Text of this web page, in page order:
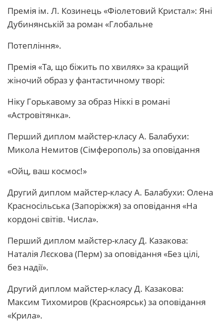
Премія ім. Л. Козинець «Фіолетовий Кристал»: Яні
Дубинянській за роман «Глобальне
Потепління».
Премія «Та, що біжить по хвилях» за кращий
жіночий образ у фантастичному творі:
Ніку Горькавому за образ Ніккі в романі
«Астровітянка».
Перший диплом майстер-класу А. Балабухи:
Микола Немитов (Сімферополь) за оповідання
«Ойц, ваш космос!»
Другий диплом майстер-класу А. Балабухи: Олена
Красносільська (Запоріжжя) за оповідання «На
кордоні світів. Числа».
Перший диплом майстер-класу Д. Казакова:
Наталія Лєскова (Перм) за оповідання «Без цілі,
без надії».
Другий диплом майстер-класу Д. Казакова:
Максим Тихомиров (Красноярськ) за оповідання
«Крила».